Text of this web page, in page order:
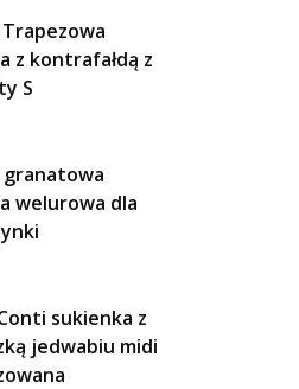
z kontrafałdą z
S
granatowa
welurowa dla
sukienka z
jedwabiu midi